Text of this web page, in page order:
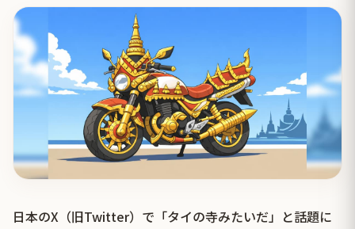
日本のX（旧Twitter）で「タイの寺みたいだ」と話題に